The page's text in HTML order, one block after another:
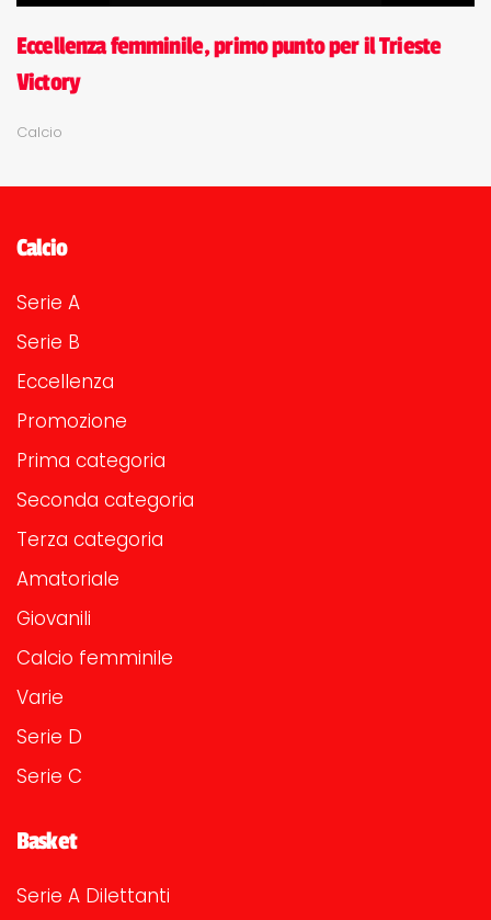
Eccellenza femminile, primo punto per il Trieste
Victory
Calcio
Calcio
Serie A
Serie B
Eccellenza
Promozione
Prima categoria
Seconda categoria
Terza categoria
Amatoriale
Giovanili
Calcio femminile
Varie
Serie D
Serie C
Basket
Serie A Dilettanti